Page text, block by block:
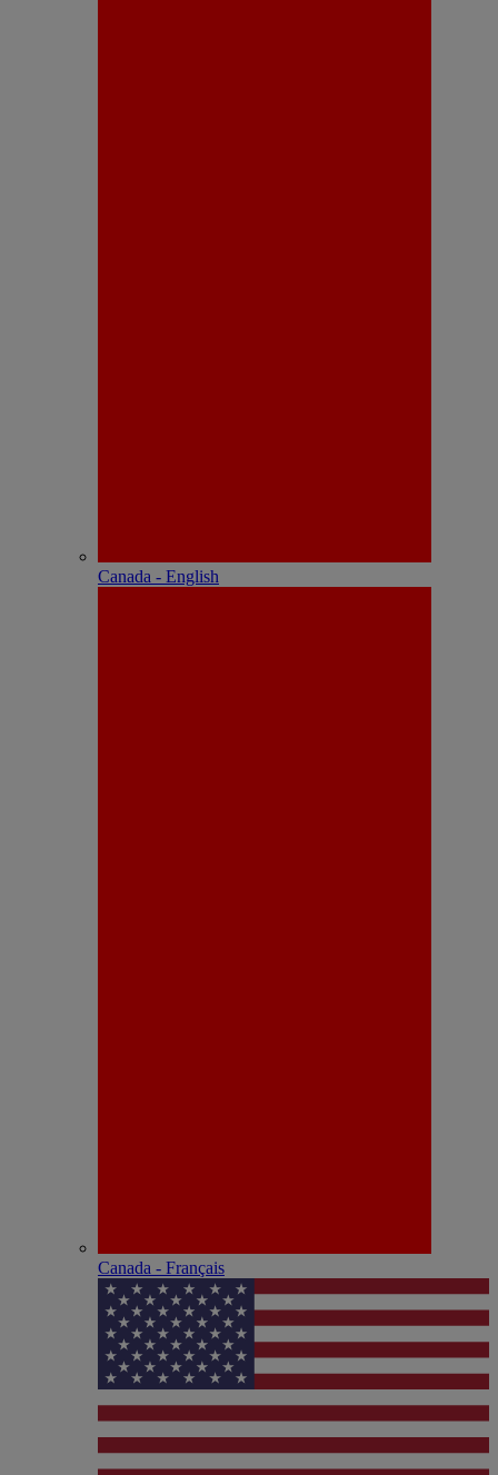
Canada - English
Canada - Français